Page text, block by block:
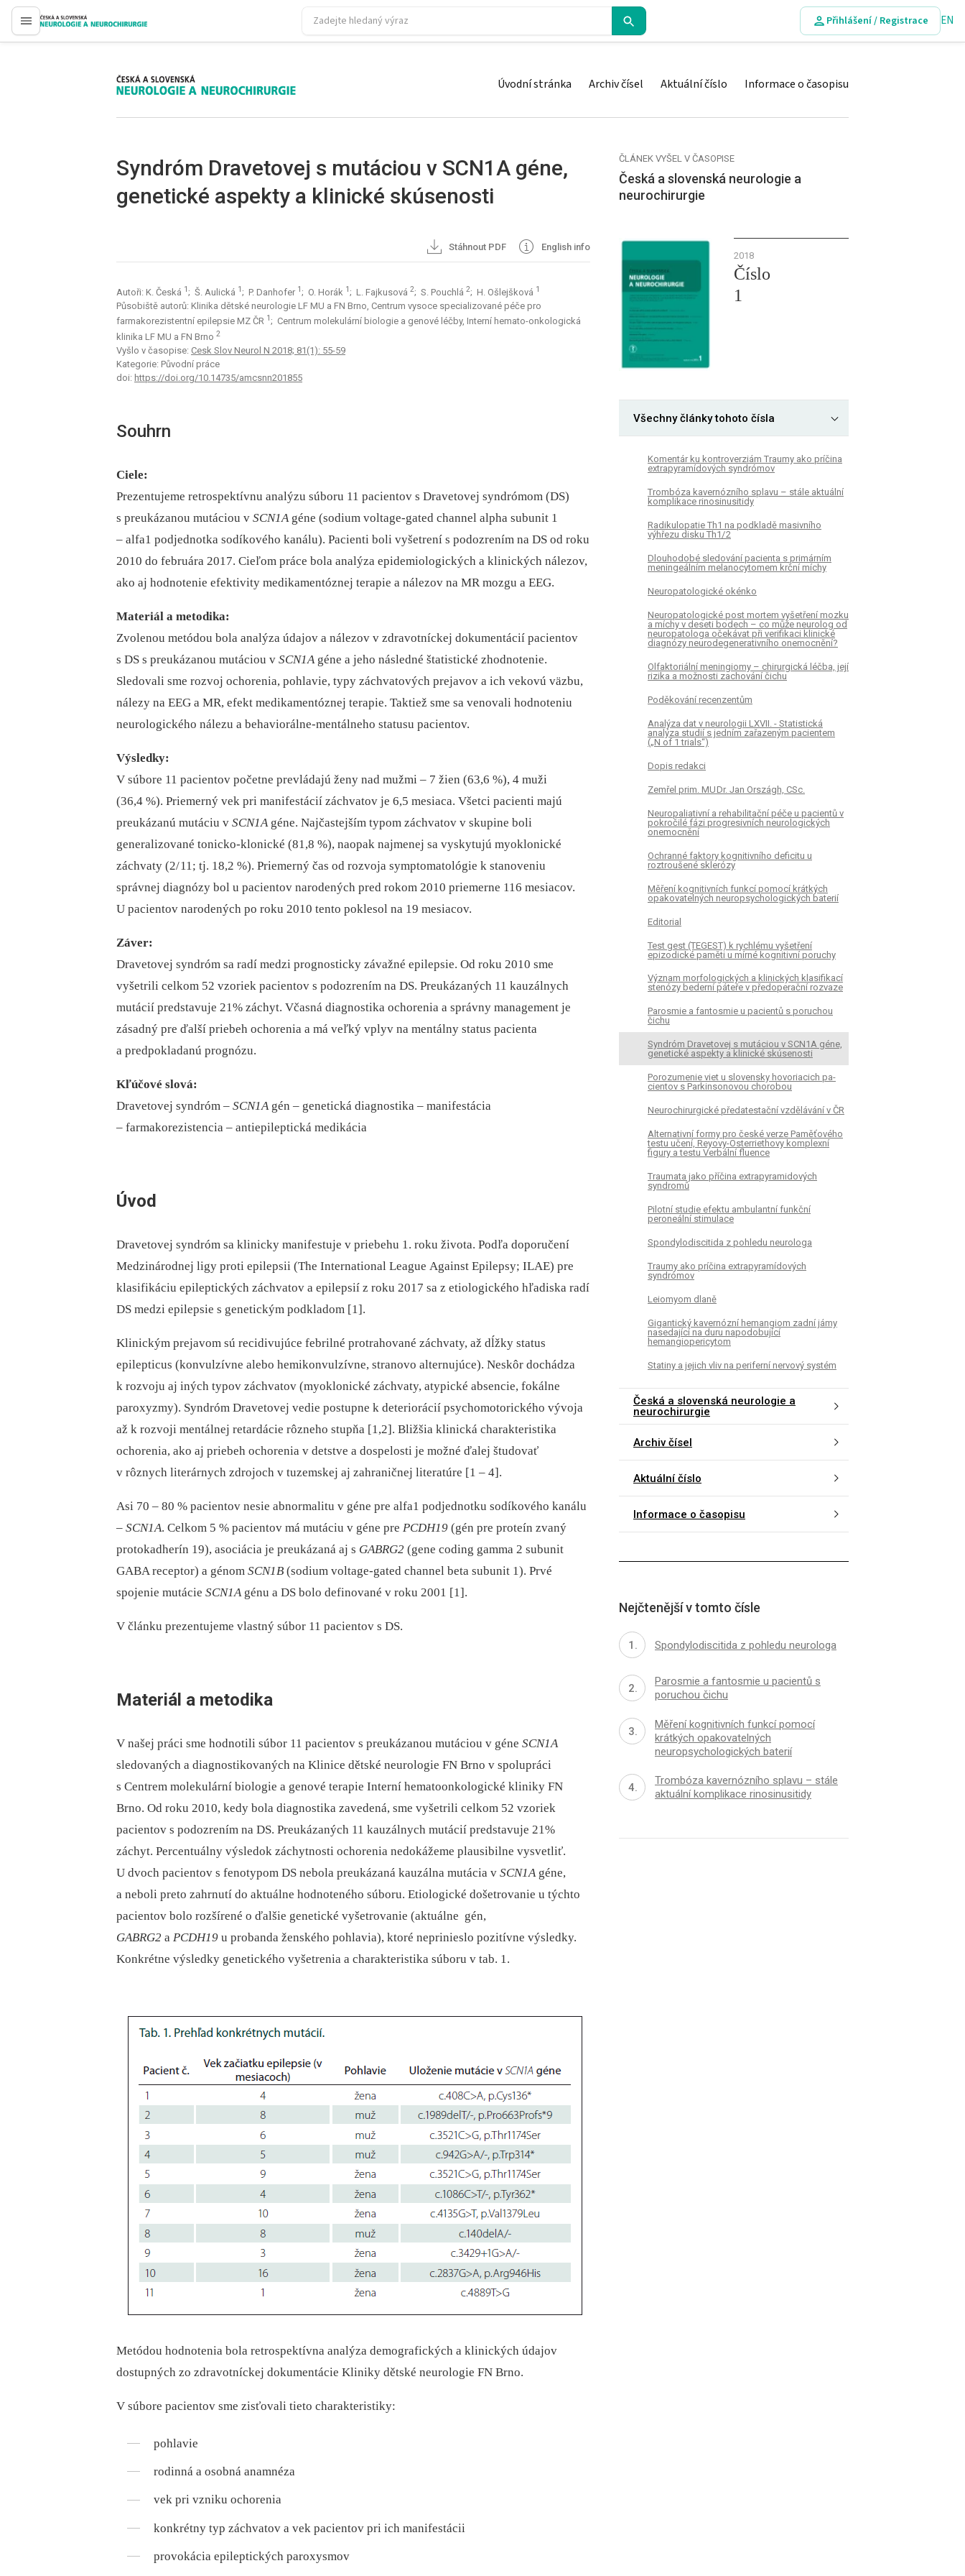
proLékaře.cz
Přihlášení / Registrace EN
proLékaře.cz Úvodní stránka Archiv čísel Aktuální číslo Informace o časopisu
Syndróm Dravetovej s mutáciou v SCN1A géne,
genetické aspekty a klinické skúsenosti
Stáhnout PDF English info
Autoři: K. Česká 1 ; Š. Aulická 1 ; P. Danhofer 1 ; O. Horák 1 ; L. Fajkusová 2; S. Pouchlá 2; H. Ošlejšková 1
Působiště autorů: Klinika dětské neurologie LF MU a FN Brno, Centrum vysoce specializované péče pro
farmakorezistentní epilepsie MZ ČR 1 ; Centrum molekulární biologie a genové léčby, Interní hemato-onkologická
klinika LF MU a FN Brno 2
Vyšlo v časopise: Cesk Slov Neurol N 2018; 81(1): 55-59
Kategorie: Původní práce
doi: https://doi.org/10.14735/amcsnn201855
Souhrn
Ciele:
Prezentujeme retrospektívnu analýzu súboru 11 pacientov s Dravetovej syndrómom (DS)
s preukázanou mutáciou v SCN1Agéne (sodium voltage-gated channel alpha subunit 1
–⁠ alfa1 podjednotka sodíkového kanálu). Pacienti boli vyšetrení s podozrením na DS od roku
2010 do februára 2017. Cieľom práce bola analýza epidemiologických a klinických nálezov,
ako aj hodnotenie efektivity medikamentóznej terapie a nálezov na MR mozgu a EEG.
Materiál a metodika:
Zvolenou metódou bola analýza údajov a nálezov v zdravotníckej dokumentácií pacientov
s DS s preukázanou mutáciou v SCN1Agéne a jeho následné štatistické zhodnotenie.
Sledovali sme rozvoj ochorenia, pohlavie, typy záchvatových prejavov a ich vekovú väzbu,
nálezy na EEG a MR, efekt medikamentóznej terapie. Taktiež sme sa venovali hodnoteniu
neurologického nálezu a behaviorálne-mentálneho statusu pacientov.
Výsledky:
V súbore 11 pacientov početne prevládajú ženy nad mužmi –⁠ 7 žien (63,6 %), 4 muži
(36,4 %). Priemerný vek pri manifestácií záchvatov je 6,5 mesiaca. Všetci pacienti majú
preukázanú mutáciu v SCN1Agéne. Najčastejším typom záchvatov v skupine boli
generalizované tonicko-klonické (81,8 %), naopak najmenej sa vyskytujú myoklonické
záchvaty (2/ 11; tj. 18,2 %). Priemerný čas od rozvoja symptomatológie k stanoveniu
správnej diagnózy bol u pacientov narodených pred rokom 2010 priemerne 116 mesiacov.
U pacientov narodených po roku 2010 tento poklesol na 19 mesiacov.
Záver:
Dravetovej syndróm sa radí medzi prognosticky závažné epilepsie. Od roku 2010 sme
vyšetrili celkom 52 vzoriek pa­cientov s podozrením na DS. Preukázaných 11 kauzálnych
mutácií predstavuje 21% záchyt. Včasná diagnostika ochorenia a správny management je
zásadný pre ďalší priebeh ochorenia a má veľký vplyv na mentálny status pacienta
a predpokladanú prognózu.
Kľúčové slová:
Dravetovej syndróm –⁠ SCN1Agén –⁠ genetická diagnostika –⁠ manifestácia
–⁠ farmakorezistencia –⁠ antiepileptická medikácia
Úvod
Dravetovej syndróm sa klinicky manifestuje v priebehu 1. roku života. Podľa doporučení
Medzinárodnej ligy proti epilepsii (The International League Against Epilepsy; ILAE) pre
klasifikáciu epileptických záchvatov a epilepsií z roku 2017 sa z etiologického hľadiska radí
DS medzi epilepsie s genetickým podkladom [1].
Klinickým prejavom sú recidivujúce febrilné protrahované záchvaty, až dĺžky status
epilepticus (konvulzívne alebo hemikonvulzívne, stranovo alternujúce). Neskôr dochádza
k rozvoju aj iných typov záchvatov (myoklonické záchvaty, atypické absencie, fokálne
paroxyzmy). Syndróm Dravetovej vedie postupne k deteriorácií psychomotorického vývoja
až k rozvoji mentálnej retardácie rôzneho stupňa [1,2]. Bližšia klinická charakteristika
ochorenia, ako aj priebeh ochorenia v detstve a dospelosti je možné ďalej študovať
v rôznych literárnych zdrojoch v tuzemskej aj zahraničnej literatúre [1 –⁠ 4].
Asi 70 –⁠ 80 % pacientov nesie abnormalitu v géne pre alfa1 podjednotku sodíkového kanálu
–⁠ SCN1A. Celkom 5 % pacientov má mutáciu v géne pre PCDH19 (gén pre proteín zvaný
protokadherín 19), asociácia je preukázaná aj s GABRG2 (gene coding gamma 2 subunit
GABA receptor) a génom SCN1B (sodium voltage-gated channel beta subunit 1). Prvé
spojenie mutácie SCN1A génu a DS bolo definované v roku 2001 [1].
V článku prezentujeme vlastný súbor 11 pacientov s DS.
Materiál a metodika
V našej práci sme hodnotili súbor 11 pacientov s preukázanou mutáciou v géne SCN1A
sledovaných a diagnostikovaných na Klinice dětské neurologie FN Brno v spolupráci
s Centrem molekulární biologie a genové terapie Interní hematoonkologické kliniky FN
Brno. Od roku 2010, kedy bola diagnostika zavedená, sme vyšetrili celkom 52 vzoriek
pacientov s podozrením na DS. Preukázaných 11 kauzálnych mutácií predstavuje 21%
záchyt. Percentuálny výsledok záchytnosti ochorenia nedokážeme plausibilne vysvetliť.
U dvoch pacientov s fenotypom DS nebola preukázaná kauzálna mutácia v SCN1A géne,
a neboli preto zahrnutí do aktuálne hodnoteného súboru. Etiologické došetrovanie u týchto
pacientov bolo rozšírené o ďalšie genetické vyšetrovanie (aktuálne gén,
GABRG2 a PCDH19 u probanda ženského pohlavia), ktoré neprinieslo pozitívne výsledky.
Konkrétne výsledky genetického vyšetrenia a charakteristika súboru v tab. 1.
Metódou hodnotenia bola retrospektívna analýza demografických a klinických údajov
dostupných zo zdravotníckej dokumentácie Kliniky dětské neurologie FN Brno.
V súbore pacientov sme zisťovali tieto charakteristiky:
pohlavie
rodinná a osobná anamnéza
vek pri vzniku ochorenia
konkrétny typ záchvatov a vek pacientov pri ich manifestácii
provokácia epileptických paroxysmov
ČLÁNEK VYŠEL V ČASOPISE
Česká a slovenská neurologie a
neurochirurgie
2018
Číslo
1
Všechny články tohoto čísla
Komentár ku kontroverziám Traumy ako príčina
extrapyramídových syndrómov
Trombóza kavernózního splavu – stále aktuální
komplikace rinosinusitidy
Radikulopatie Th1 na podkladě masivního
výhřezu disku Th1/ 2
Dlouhodobé sledování pa­cienta s primárním
meningeálním melanocytomem krční míchy
Neuropatologické okénko
Neuropatologické post mortem vyšetření mozku
a míchy v deseti bodech – co může neurolog od
neuropatologa očekávat při verifikaci klinické
dia­gnózy neurodegenerativního onemocnění?
Olfaktoriální meningiomy – chirurgická léčba, její
rizika a možnosti zachování čichu
Poděkování recenzentům
Analýza dat v neurologii LXVII. - Statistická
analýza studií s jedním zařazeným pa­cientem
(„N of 1 trials“)
Dopis redakci
Zemřel prim. MU Dr. Jan Országh, CSc.
Neuropaliativní a rehabilitační péče u pa­cientů v
pokročilé fázi progresivních neurologických
onemocnění
Ochranné faktory kognitivního deficitu u
roztroušené sklerózy
Měření kognitivních funkcí pomocí krátkých
opakovatelných neuropsychologických baterií
Editorial
Test gest (TEGEST) k rychlému vyšetření
epizodické paměti u mírné kognitivní poruchy
Význam morfologických a klinických klasifikací
stenózy bederní páteře v předoperační rozvaze
Parosmie a fantosmie u pacientů s poruchou
čichu
Syndróm Dravetovej s mutáciou v SCN1A géne,
genetické aspekty a klinické skúsenosti
Porozumenie viet u slovensky hovoriacich pa­
cientov s Parkinsonovou chorobou
Neurochirurgické předatestační vzdělávání v ČR
Alternativní formy pro české verze Paměťového
testu učení, Reyovy-Osterriethovy komplexní
figury a testu Verbální fluence
Traumata jako příčina extrapyramidových
syndromů
Pilotní studie efektu ambulantní funkční
peroneální stimulace
Spondylodiscitida z pohledu neurologa
Traumy ako príčina extrapyramídových
syndrómov
Leiomyom dlaně
Gigantický kavernózní hemangiom zadní jámy
nasedající na duru napodobující
hemangiopericytom
Statiny a jejich vliv na periferní nervový systém
Česká a slovenská neurologie a
neurochirurgie
Archiv čísel
Aktuální číslo
Informace o časopisu
Nejčtenější v tomto čísle
Spondylodiscitida z pohledu neurologa
Parosmie a fantosmie u pacientů s
poruchou čichu
Měření kognitivních funkcí pomocí
krátkých opakovatelných
neuropsychologických baterií
Trombóza kavernózního splavu – stále
aktuální komplikace rinosinusitidy